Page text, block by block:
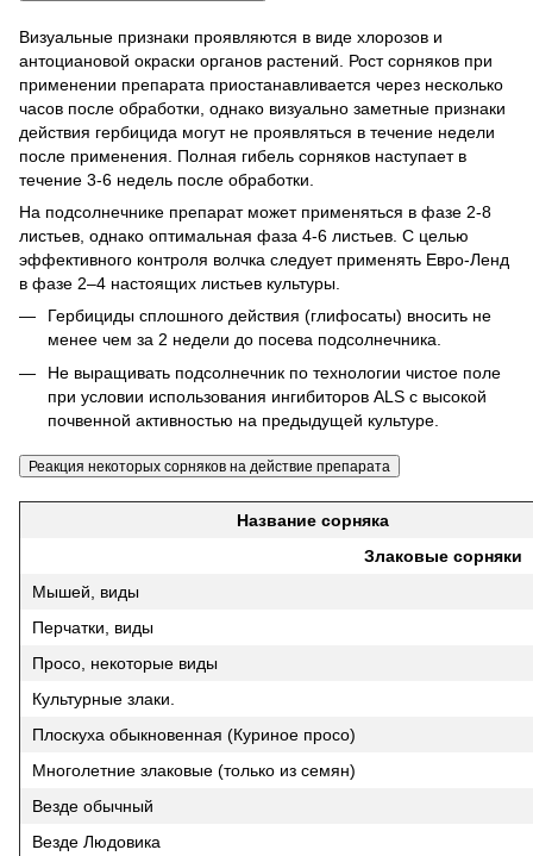
Визуальные признаки проявляются в виде хлорозов и
антоциановой окраски органов растений. Рост сорняков при
применении препарата приостанавливается через несколько
часов после обработки, однако визуально заметные признаки
действия гербицида могут не проявляться в течение недели
после применения. Полная гибель сорняков наступает в
течение 3-6 недель после обработки.
На подсолнечнике препарат может применяться в фазе 2-8
листьев, однако оптимальная фаза 4-6 листьев. С целью
эффективного контроля волчка следует применять Евро-Ленд
в фазе 2–4 настоящих листьев культуры.
Гербициды сплошного действия (глифосаты) вносить не
менее чем за 2 недели до посева подсолнечника.
Не выращивать подсолнечник по технологии чистое поле
при условии использования ингибиторов ALS с высокой
почвенной активностью на предыдущей культуре.
Реакция некоторых сорняков на действие препарата
Название сорняка
Злаковые сорняки
Мышей, виды
Перчатки, виды
Просо, некоторые виды
Культурные злаки.
Плоскуха обыкновенная (Куриное просо)
Многолетние злаковые (только из семян)
Везде обычный
Везде Людовика